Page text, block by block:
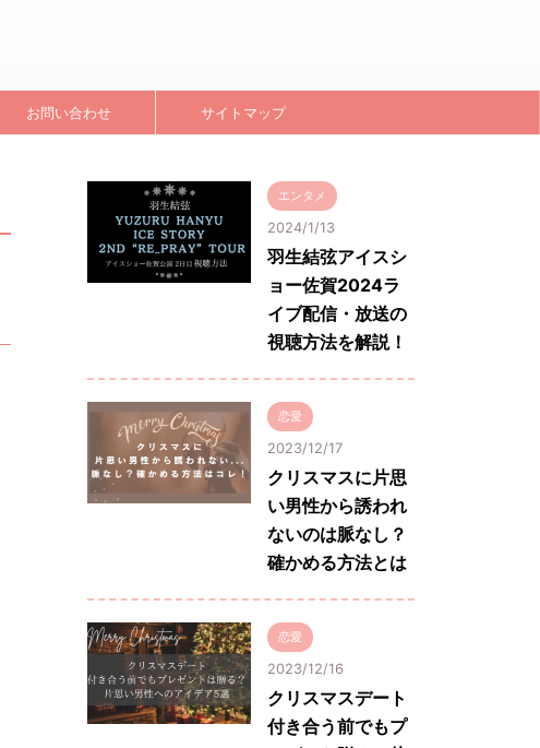
お問い合わせ サイトマップ
エンタメ
2024/1/13
羽生結弦アイスシ
ョー佐賀2024ラ
イブ配信・放送の
視聴方法を解説！
恋愛
2023/12/17
クリスマスに片思
い男性から誘われ
ないのは脈なし？
確かめる方法とは
恋愛
2023/12/16
クリスマスデート
付き合う前でもプ